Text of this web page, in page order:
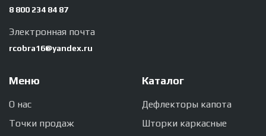
8 800 234 84 87
Электронная почта
rcobra16@yandex.ru
Меню
О нас
Точки продаж
Каталог
Дефлекторы капота
Шторки каркасные